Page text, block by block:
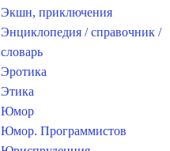
Экшн, приключения
Энциклопедия / справочник /
словарь
Эротика
Этика
Юмор
Юмор. Программистов